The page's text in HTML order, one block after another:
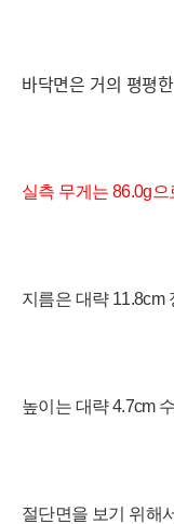
바닥면은 거의 평평
실측 무게는 86.0g
지름은 대략 11.8cm
높이는 대략 4.7cm
절단면을 보기 위해